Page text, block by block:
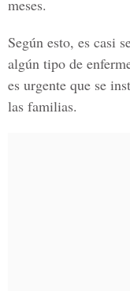
meses.
Según esto, es casi
algún tipo de
es urgente que se
las familias.